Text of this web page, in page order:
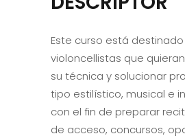
Este curso está
violoncellistas que
su técnica y solucionar
tipo estilístico, musical e
con el fin de preparar
de acceso, concursos,